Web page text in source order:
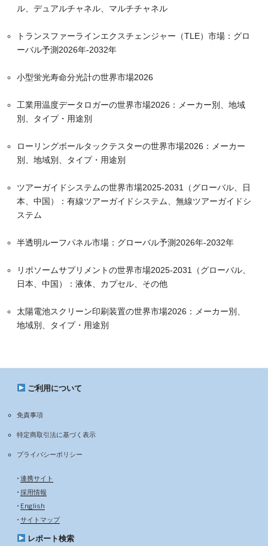
ル、デュアルチャネル、マルチチャネル
トランスファーラインエクスチェンジャー（TLE）市場：グロ
ーバル予測2026年-2032年
小型蛍光寿命分光計の世界市場2026
工業用温度データロガーの世界市場2026：メーカー別、地域
別、タイプ・用途別
ローリングボールタックテスターの世界市場2026：メーカー
別、地域別、タイプ・用途別
ツアーガイドシステムの世界市場2025-2031（グローバル、日
本、中国）：有線ツアーガイドシステム、無線ツアーガイドシ
ステム
半透明ルーフパネル市場：グローバル予測2026年-2032年
リポソームサプリメントの世界市場2025-2031（グローバル、
日本、中国）：液体、カプセル、その他
太陽電池スクリーン印刷装置の世界市場2026：メーカー別、
地域別、タイプ・用途別
ご利用について
免責事項
特定商取引法に基づく表示
プライバシーポリシー
• 連携サイト
• 採用情報
• English
• サイトマップ
レポート検索